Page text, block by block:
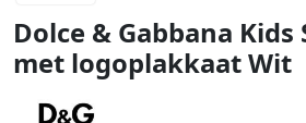
Dolce & Gabbana Kids
met logoplakkaat Wit